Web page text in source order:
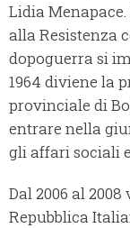
Lidia
alla Resistenza
dopoguerra si
1964 diviene la
provinciale di
entrare nella
gli affari sociali
Dal 2006 al
Repubblica